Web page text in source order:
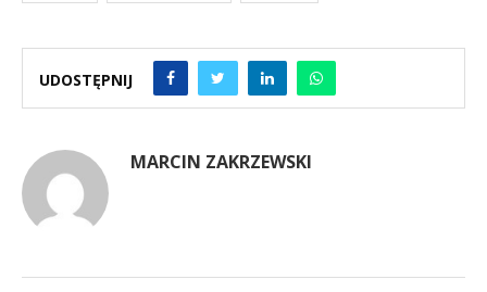
UDOSTĘPNIJ
MARCIN ZAKRZEWSKI